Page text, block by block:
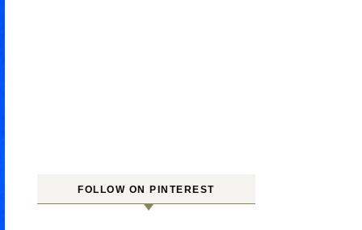
FOLLOW ON PINTEREST